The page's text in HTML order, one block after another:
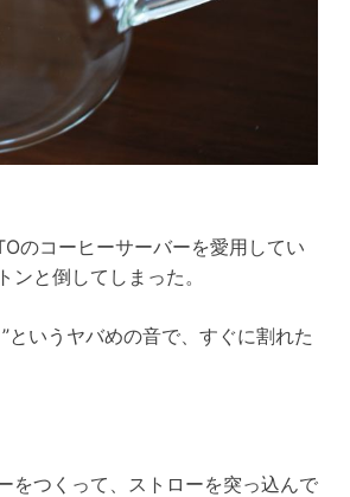
のコーヒーサーバーを愛用してい
と倒してしまった。
いうヤバめの音で、すぐに割れた
をつくって、ストローを突っ込んで